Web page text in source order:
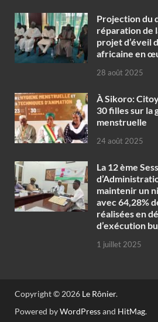
Projection du
réparation de
projet d’éveil
africaine en
28 août 2025
À Sikoro:
30 filles sur la
menstruelle
24 août 2025
La 12 ème
maintenir un
avec 64,28%
réalisées en
d’exécution
1 juillet 2025
Copyright © 2026 Le Rônier.
Powered byWordPressand HitMag.